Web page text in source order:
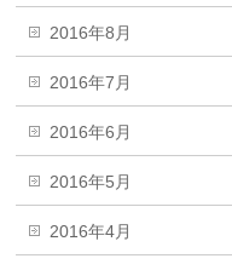
2016年8月
2016年7月
2016年6月
2016年5月
2016年4月